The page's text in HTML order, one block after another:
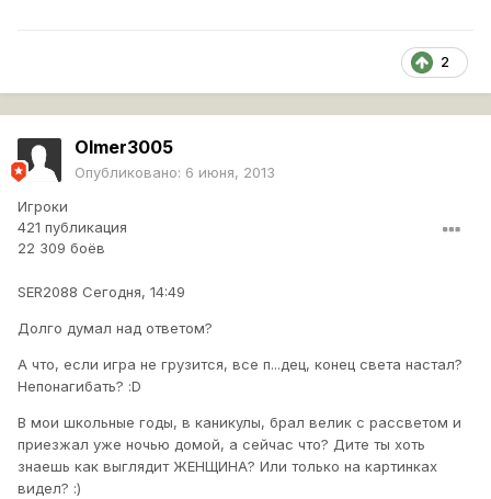
2
Olmer3005
Опубликовано: 6 июня, 2013
Игроки
421 публикация
22 309 боёв
SER2088 Сегодня, 14:49
Долго думал над ответом?
А что, если игра не грузится, все п...дец, конец света настал?
Непонагибать? :D
В мои школьные годы, в каникулы, брал велик с рассветом и
приезжал уже ночью домой, а сейчас что? Дите ты хоть
знаешь как выглядит ЖЕНЩИНА? Или только на картинках
видел? :)